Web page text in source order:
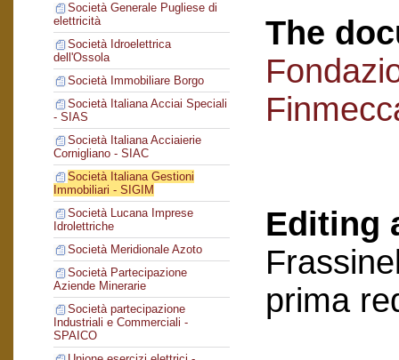
Società Generale Pugliese di
elettricità
Società Idroelettrica
dell'Ossola
Società Immobiliare Borgo
Società Italiana Acciai Speciali
- SIAS
Società Italiana Acciaierie
Cornigliano - SIAC
Società Italiana Gestioni
Immobiliari - SIGIM
Società Lucana Imprese
Idrolettriche
Società Meridionale Azoto
Società Partecipazione
Aziende Minerarie
Società partecipazione
Industriali e Commerciali -
SPAICO
The
Editing
prima